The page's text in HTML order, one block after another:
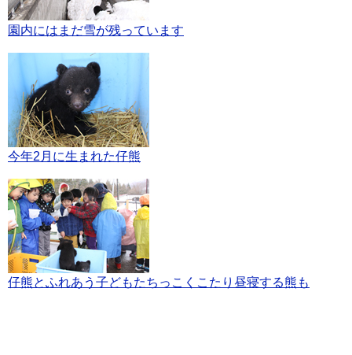
園内にはまだ雪が残っています
今年2月に生まれた仔熊
仔熊とふれあう子どもたちっこくこたり昼寝する熊も